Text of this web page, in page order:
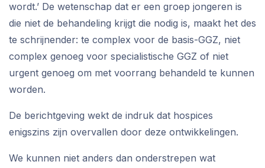
wordt.’ De wetenschap dat er een groep jongeren is
die niet de behandeling krijgt die nodig is, maakt het des
te schrijnender: te complex voor de basis-GGZ, niet
complex genoeg voor specialistische GGZ of niet
urgent genoeg om met voorrang behandeld te kunnen
worden.
De berichtgeving wekt de indruk dat hospices
enigszins zijn overvallen door deze ontwikkelingen.
We kunnen niet anders dan onderstrepen wat